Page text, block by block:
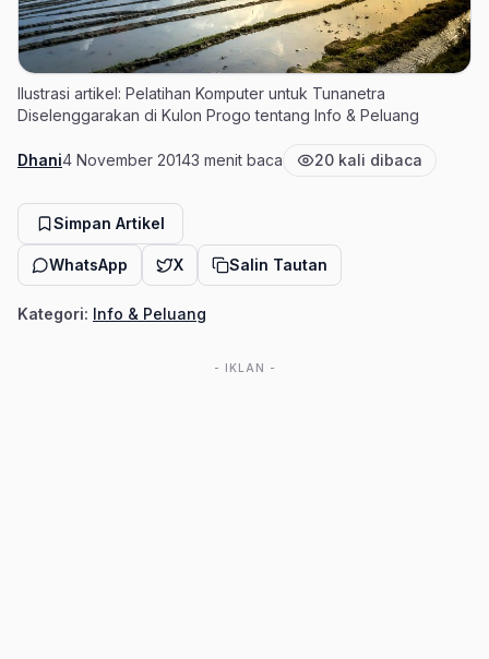
Ilustrasi artikel: Pelatihan Komputer untuk Tunanetra
Diselenggarakan di Kulon Progo tentang Info & Peluang
Penulis
DhaniTanggal terbit
4 November 2014Estimasi waktu baca
3 menit baca Jumlah pembaca
20 kali dibaca
Simpan Artikel
WhatsApp X Salin Tautan
Kategori: Info & Peluang
- IKLAN -